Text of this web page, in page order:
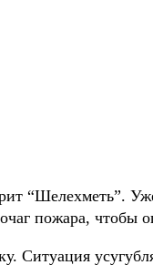
“Шелехметь”.
пожара, чтобы
Ситуация